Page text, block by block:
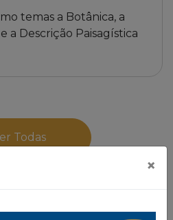
temas a Botânica, a
a Descrição Paisagística
Todas
×